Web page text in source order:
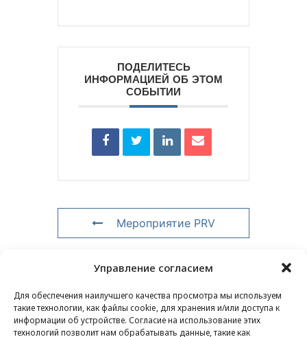
Управление согласием
Для обеспечения наилучшего качества просмотра мы используем
такие технологии, как файлы cookie, для хранения и/или доступа к
информации об устройстве. Согласие на использование этих
технологий позволит нам обрабатывать данные, такие как
ПОДЕЛИТЕСЬ
ИНФОРМАЦИЕЙ ОБ ЭТОМ
СОБЫТИИ
Мероприятие PRV
Мероприятие NXT
КОНТАКТЫ–ЮРИДИЧЕСКАЯ ИНФОРМАЦИЯ